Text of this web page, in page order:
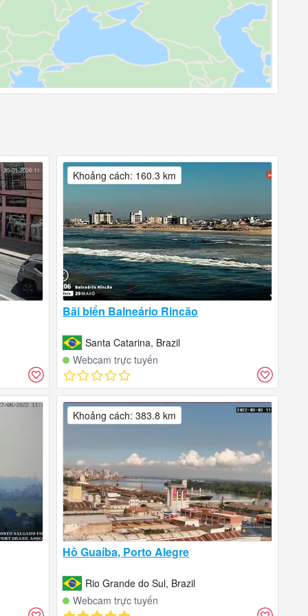
Bãi biển Balneário Rincão
Santa Catarina, Brazil
Webcam trực tuyến
Khoảng cách: 160.3 km
Hồ Guaíba, Porto Alegre
Rio Grande do Sul, Brazil
Webcam trực tuyến
Khoảng cách: 383.8 km